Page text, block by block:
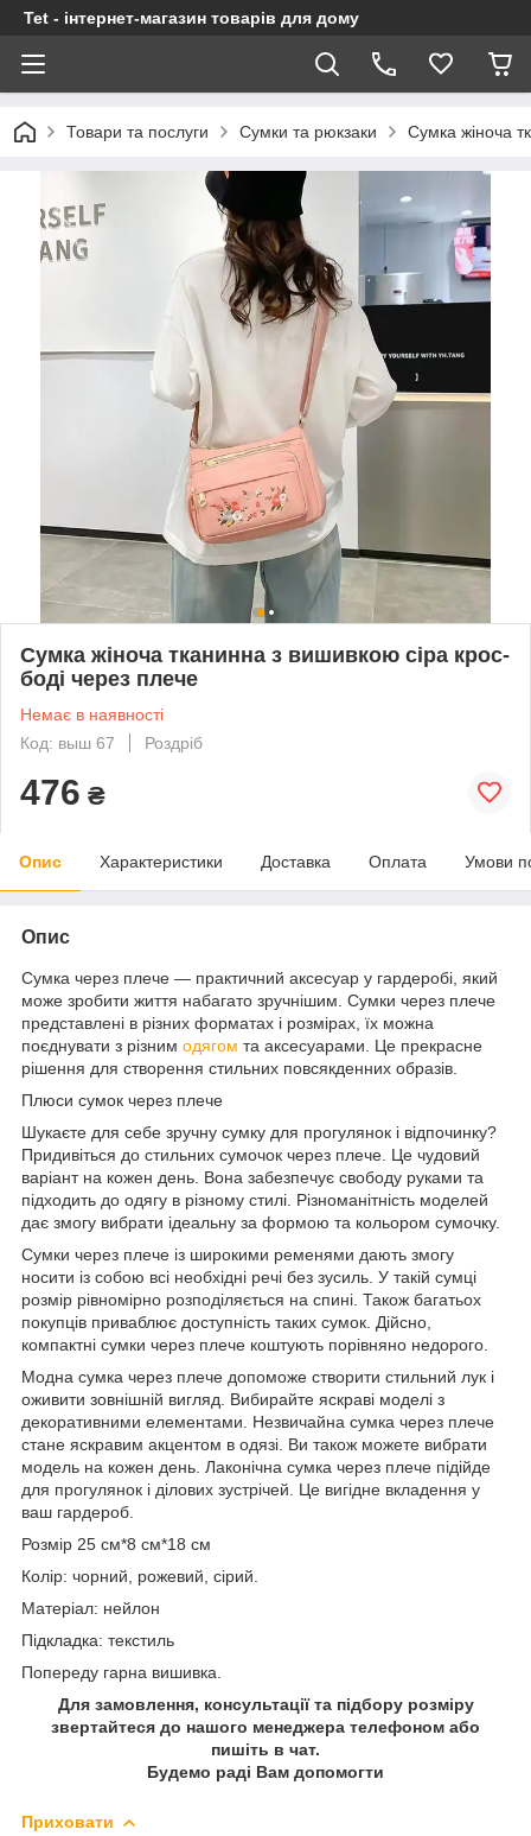
Tet - інтернет-магазин товарів для дому
Товари та послуги Сумки та рюкзаки Сумка жіноча
Сумка жіноча тканинна з вишивкою сіра крос-
боді через плече
Немає в наявності
Код: выш 67
Роздріб
476 ₴
Опис Характеристики Доставка Оплата Умови
Опис
Сумка через плече — практичний аксесуар у гардеробі, який
може зробити життя набагато зручнішим. Сумки через плече
представлені в різних форматах і розмірах, їх можна
поєднувати з різним одягом та аксесуарами. Це прекрасне
рішення для створення стильних повсякденних образів.
Плюси сумок через плече
Шукаєте для себе зручну сумку для прогулянок і відпочинку?
Придивіться до стильних сумочок через плече. Це чудовий
варіант на кожен день. Вона забезпечує свободу руками та
підходить до одягу в різному стилі. Різноманітність моделей
дає змогу вибрати ідеальну за формою та кольором сумочку.
Сумки через плече із широкими ременями дають змогу
носити із собою всі необхідні речі без зусиль. У такій сумці
розмір рівномірно розподіляється на спині. Також багатьох
покупців приваблює доступність таких сумок. Дійсно,
компактні сумки через плече коштують порівняно недорого.
Модна сумка через плече допоможе створити стильний лук і
оживити зовнішній вигляд. Вибирайте яскраві моделі з
декоративними елементами. Незвичайна сумка через плече
стане яскравим акцентом в одязі. Ви також можете вибрати
модель на кожен день. Лаконічна сумка через плече підійде
для прогулянок і ділових зустрічей. Це вигідне вкладення у
ваш гардероб.
Розмір 25 см*8 см*18 см
Колір: чорний, рожевий, сірий.
Матеріал: нейлон
Підкладка: текстиль
Попереду гарна вишивка.
Для замовлення, консультації та підбору розміру
звертайтеся до нашого менеджера телефоном або
пишіть в чат.
Будемо раді Вам допомогти
Приховати